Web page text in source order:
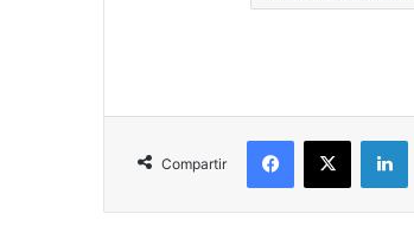
Compartir
Facebook
X